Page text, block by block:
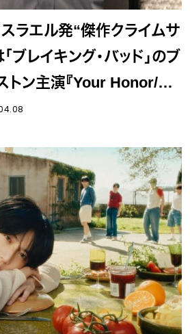
ラエル発“傑作クライムサ
ブレイキング・バッド」のブ
トン主演『Your Honor/追